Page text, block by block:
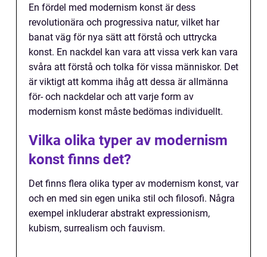
En fördel med modernism konst är dess
revolutionära och progressiva natur, vilket har
banat väg för nya sätt att förstå och uttrycka
konst. En nackdel kan vara att vissa verk kan vara
svåra att förstå och tolka för vissa människor. Det
är viktigt att komma ihåg att dessa är allmänna
för- och nackdelar och att varje form av
modernism konst måste bedömas individuellt.
Vilka olika typer av modernism
konst finns det?
Det finns flera olika typer av modernism konst, var
och en med sin egen unika stil och filosofi. Några
exempel inkluderar abstrakt expressionism,
kubism, surrealism och fauvism.